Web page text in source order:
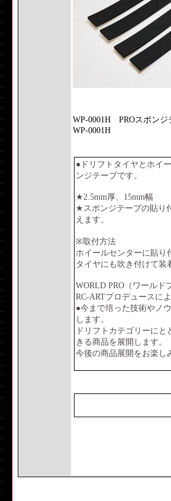
WP-0001H
PROスポン
WP-0001H
●ドリフトタイヤとホイ
ンジテープです。
★2.5mm厚、15mm幅
★スポンジテープの貼り
えます。
※取付方法
ホイールセンターに貼り
タイヤにも吹き付けて装
WORLD PRO（ワールド
RC-ARTプロデュースに
●今まで培った技術やノ
します。
ドリフトカテゴリーに
きる商品を展開します。
今後の商品展開をお楽し